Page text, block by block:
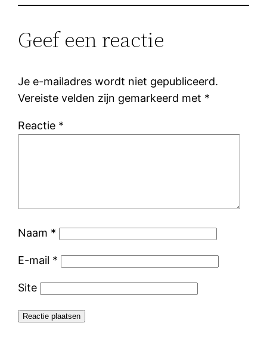
Geef een reactie
Je e-mailadres wordt niet gepubliceerd.
Vereiste velden zijn gemarkeerd met *
Reactie *
Naam *
E-mail *
Site